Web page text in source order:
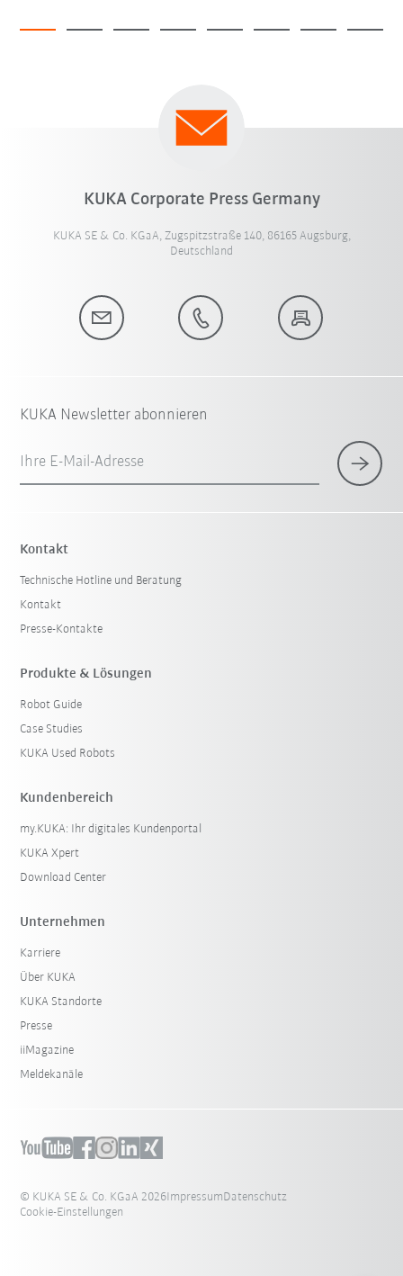
KUKA Corporate Press Germany
KUKA SE & Co. KGaA, Zugspitzstraße 140, 86165 Augsburg,
Deutschland
KUKA Newsletter abonnieren
Ihre E-Mail-Adresse
Kontakt
Technische Hotline und Beratung
Kontakt
Presse-Kontakte
Produkte & Lösungen
Robot Guide
Case Studies
KUKA Used Robots
Kundenbereich
my.KUKA: Ihr digitales Kundenportal
KUKA Xpert
Download Center
Unternehmen
Karriere
Über KUKA
KUKA Standorte
Presse
iiMagazine
Meldekanäle
© KUKA SE & Co. KGaA 2026 Impressum Datenschutz
Cookie-Einstellungen